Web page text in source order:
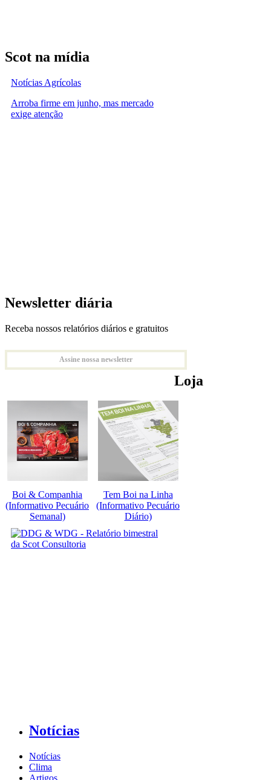
Scot na mídia
Notícias Agrícolas
Arroba firme em junho, mas mercado
exige atenção
Newsletter diária
Receba nossos relatórios diários e gratuitos
Assine nossa newsletter
Loja
Boi & Companhia
(Informativo Pecuário
Semanal)
Tem Boi na Linha
(Informativo Pecuário
Diário)
Notícias
Notícias
Clima